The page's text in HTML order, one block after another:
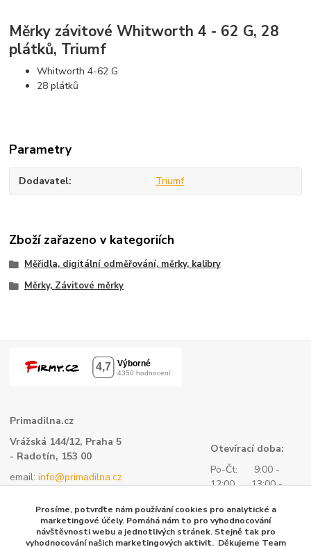
Měrky závitové Whitworth 4 - 62 G, 28
plátků, Triumf
Whitworth 4-62 G
28 plátků
Parametry
Dodavatel Triumf
Zboží zařazeno v kategoriích
Měřidla, digitální odměřování, měrky, kalibry
Měrky, Závitové měrky
Primadilna.cz
Vrážská 144/12, Praha 5
- Radotín, 153 00
email:info@primadilna.cz
- všeobecné informace
kontaktní formulář
Otevírací doba:
Po-Čt: 9:00 -
12:00 13:00 -
Pá: 9:00 -
14:00
Prosíme, potvrďte nám používání cookies pro analytické a
marketingové účely. Pomáhá nám to pro vyhodnocování
návštěvnosti webu a jednotlivých stránek. Stejně tak pro
vyhodnocování našich marketingových aktivit. Děkujeme Team